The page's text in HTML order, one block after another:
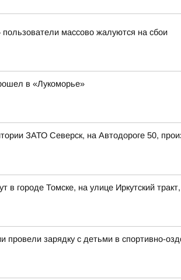
пользователи массово жалуются на сбои
в «Лукоморье»
ЗАТО Северск, на Автодороге 50,
в городе Томске, на улице Иркутский
провели зарядку с детьми в спортивно-